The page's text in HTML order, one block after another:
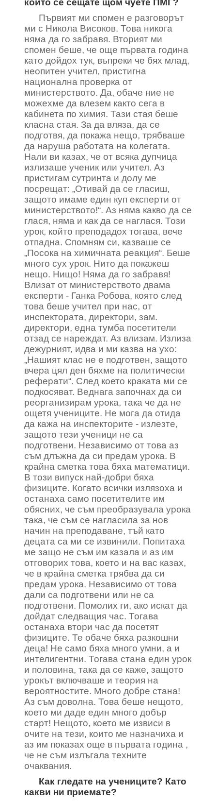
който се сещате щом чуете ПМГ?
Първият ми спомен е разговорът
ми с Никола Високов. Това никога
няма да го забравя. Вторият ми
спомен беше, че още първата година
като дойдох тук, въпреки че бях млад,
неопитен учител, пристигна
национална проверка от
министерството. Да, обаче ние не
можехме да влезем както сега в
кабинета по химия. Тази стая беше
класна стая. За да вляза, да се
подготвя, да покажа нещо, трябваше
да наруша работата на колегата.
Нали ви казах, че от всяка дупчица
излизаше ученик или учител. Аз
пристигам сутринта и долу ме
посрещат: „Отивай да се гласиш,
защото имаме един куп експерти от
министерството!“. Аз няма какво да се
глася, няма и как да се наглася. Този
урок, който преподадох тогава, вече
отпадна. Спомням си, казваше се
„Посока на химичната реакция“. Беше
много сух урок. Нито да покажеш
нещо. Нищо! Няма да го забравя!
Влизат от министерството двама
експерти - Ганка Робова, която след
това беше учител при нас, от
инспектората, директори, зам.
директори, една тумба посетители
отзад се нареждат. Аз влизам. Излиза
дежурният, идва и ми казва на ухо:
„Нашият клас не е подготвен, защото
вчера цял ден бяхме на политически
реферати“. След което краката ми се
подкосяват. Веднага започнах да си
реорганизирам урока, така че да не
ощетя учениците. Не мога да отида
да кажа на инспекторите - излезте,
защото тези ученици не са
подготвени. Независимо от това аз
съм длъжна да си предам урока. В
крайна сметка това бяха математици.
В този випуск най-добри бяха
физиците. Когато всички излязоха и
останаха само посетителите им
обясних, че съм преобразувала урока
така, че съм се нагласила за нов
начин на преподаване, тъй като
децата са ми се извинили. Попитаха
ме защо не съм им казала и аз им
отговорих това, което и на вас казах,
че в крайна сметка трябва да си
предам урока. Независимо от това
дали са подготвени или не са
подготвени. Помолих ги, ако искат да
дойдат следващия час. Тогава
останаха втори час да посетят
физиците. Те обаче бяха разкошни
деца! Не само бяха много умни, а и
интелигентни. Тогава стана един урок
и половина, така да се каже, защото
урокът включваше и теория на
вероятностите. Много добре стана!
Аз съм доволна. Това беше нещото,
което ми даде един много добър
старт! Нещото, което ме извиси в
очите на тези, които ме назначиха и
аз им показах още в първата година ,
че не съм излъгала техните
очаквания.
Как гледате на учениците? Като
какви ни приемате?